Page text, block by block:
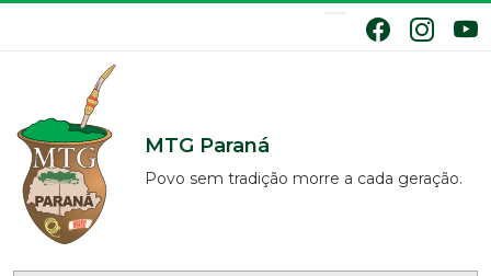
MTG Paraná
Povo sem tradição morre a cada geração.